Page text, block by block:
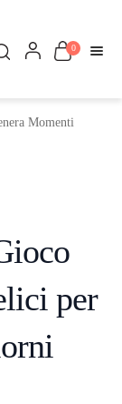
0
Momenti
per